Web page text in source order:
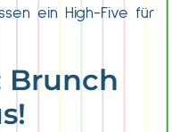
ein High-Five für
Brunch